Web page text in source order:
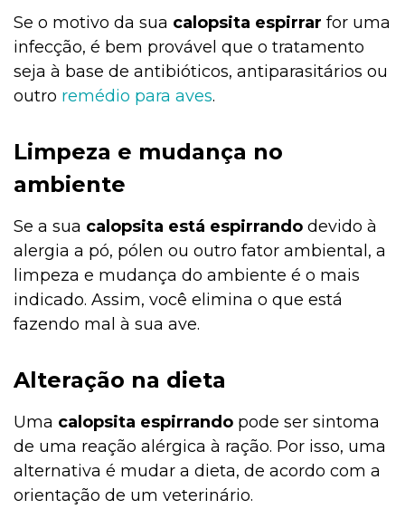
Se o motivo da sua calopsita espirrar for uma
infecção, é bem provável que o tratamento
seja à base de antibióticos, antiparasitários ou
outro remédio para aves.
Limpeza e mudança no
ambiente
Se a sua calopsita está espirrando devido à
alergia a pó, pólen ou outro fator ambiental, a
limpeza e mudança do ambiente é o mais
indicado. Assim, você elimina o que está
fazendo mal à sua ave.
Alteração na dieta
Uma calopsita espirrando pode ser sintoma
de uma reação alérgica à ração. Por isso, uma
alternativa é mudar a dieta, de acordo com a
orientação de um veterinário.